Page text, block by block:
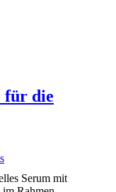
für die
Serum mit